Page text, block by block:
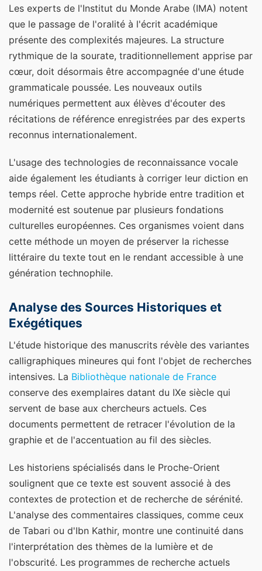
Les experts de l'Institut du Monde Arabe (IMA) notent
que le passage de l'oralité à l'écrit académique
présente des complexités majeures. La structure
rythmique de la sourate, traditionnellement apprise par
cœur, doit désormais être accompagnée d'une étude
grammaticale poussée. Les nouveaux outils
numériques permettent aux élèves d'écouter des
récitations de référence enregistrées par des experts
reconnus internationalement.
L'usage des technologies de reconnaissance vocale
aide également les étudiants à corriger leur diction en
temps réel. Cette approche hybride entre tradition et
modernité est soutenue par plusieurs fondations
culturelles européennes. Ces organismes voient dans
cette méthode un moyen de préserver la richesse
littéraire du texte tout en le rendant accessible à une
génération technophile.
Analyse des Sources Historiques et
Exégétiques
L'étude historique des manuscrits révèle des variantes
calligraphiques mineures qui font l'objet de recherches
intensives. La Bibliothèque nationale de France
conserve des exemplaires datant du IXe siècle qui
servent de base aux chercheurs actuels. Ces
documents permettent de retracer l'évolution de la
graphie et de l'accentuation au fil des siècles.
Les historiens spécialisés dans le Proche-Orient
soulignent que ce texte est souvent associé à des
contextes de protection et de recherche de sérénité.
L'analyse des commentaires classiques, comme ceux
de Tabari ou d'Ibn Kathir, montre une continuité dans
l'interprétation des thèmes de la lumière et de
l'obscurité. Les programmes de recherche actuels